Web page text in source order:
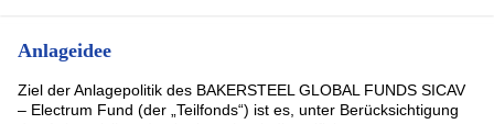
Anlageidee
Ziel der Anlagepolitik des BAKERSTEEL GLOBAL FUNDS SICAV
– Electrum Fund (der „Teilfonds“) ist es, unter Berücksichtigung